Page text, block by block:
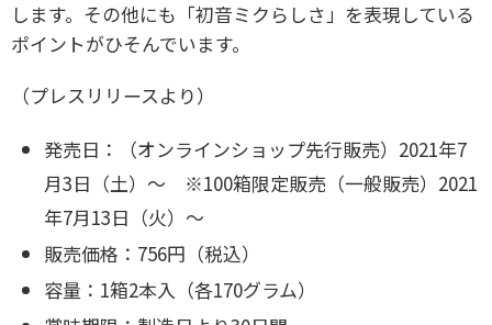
します。その他にも「初音ミクらしさ」を表現している
ポイントがひそんでいます。
（プレスリリースより）
発売日：（オンラインショップ先行販売）2021年7
月3日（土）～ ※100箱限定販売 （一般販売）2021
年7月13日（火）～
販売価格：756円（税込）
容量：1箱2本入（各170グラム）